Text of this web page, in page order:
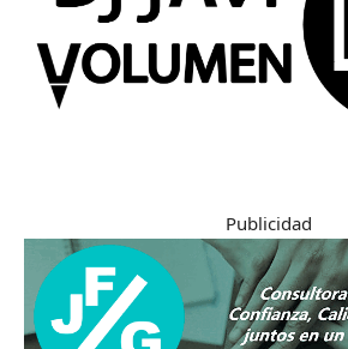
Publicidad